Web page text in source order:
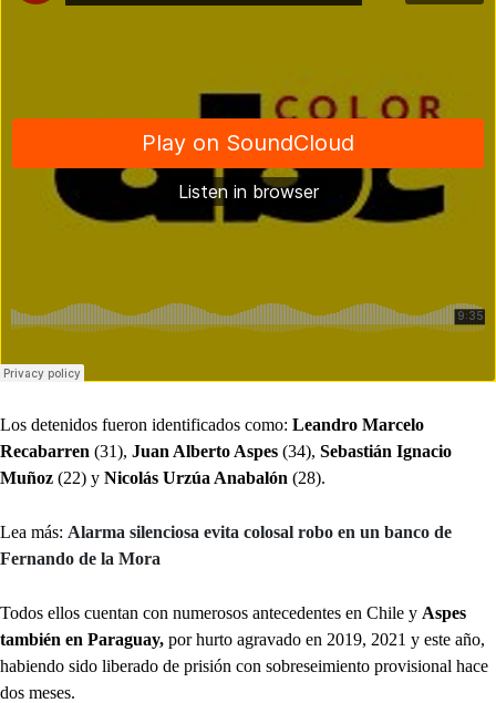
Los detenidos fueron identificados como: Leandro Marcelo
Recabarren (31), Juan Alberto Aspes (34), Sebastián Ignacio
Muñoz (22) y Nicolás Urzúa Anabalón (28).
Lea más: Alarma silenciosa evita colosal robo en un banco de
Fernando de la Mora
Todos ellos cuentan con numerosos antecedentes en Chile y Aspes
también en Paraguay, por hurto agravado en 2019, 2021 y este año,
habiendo sido liberado de prisión con sobreseimiento provisional hace
dos meses.